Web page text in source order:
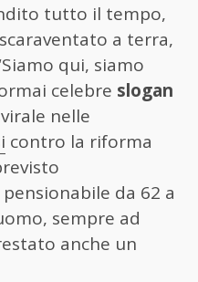
tutto il tempo,
a terra,
qui, siamo
celebre slogan
nelle
contro la riforma
da 62 a
sempre ad
anche un